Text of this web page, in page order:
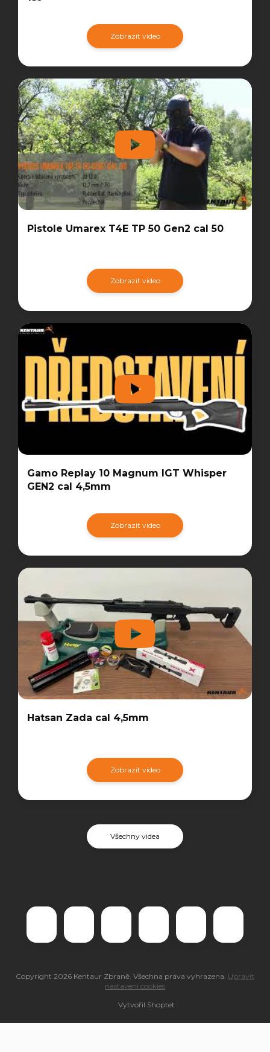
Zobrazit video
Pistole Umarex T4E TP 50 Gen2 cal 50
Zobrazit video
Gamo Replay 10 Magnum IGT Whisper
GEN2 cal 4,5mm
Zobrazit video
Hatsan Zada cal 4,5mm
Zobrazit video
Všechny videa
Vytvořil Shoptet
Copyright 2026 Kentaur Zbraně. Všechna práva vyhrazena. Upravit
nastavení cookies